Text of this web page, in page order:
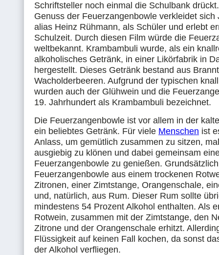
Schriftsteller noch einmal die Schulbank
Genuss der Feuerzangenbowle verkleidet sich
alias Heinz Rühmann, als Schüler und erlebt
Schulzeit. Durch diesen Film würde die
weltbekannt. Krambambuli wurde, als ein
alkoholisches Getränk, in einer Likörfabrik in
hergestellt. Dieses Getränk bestand aus
Wacholderbeeren. Aufgrund der typischen
wurden auch der Glühwein und die
19. Jahrhundert als Krambambuli bezeichnet.
Die Feuerzangenbowle ist vor allem in der
ein beliebtes Getränk. Für viele Menschen ist
Anlass, um gemütlich zusammen zu sitzen,
ausgiebig zu klönen und dabei gemeinsam
Feuerzangenbowle zu genießen.
Feuerzangenbowle aus einem trockenen
Zitronen, einer Zimtstange, Orangenschale,
und, natürlich, aus Rum. Dieser Rum sollte
mindestens 54 Prozent Alkohol enthalten. Als
Rotwein, zusammen mit der Zimtstange, den
Zitrone und der Orangenschale erhitzt.
Flüssigkeit auf keinen Fall kochen, da sonst
der Alkohol verfliegen.